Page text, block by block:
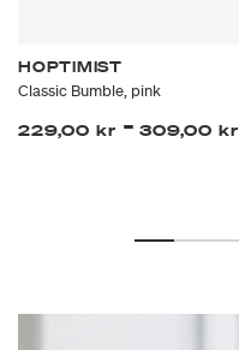
HOPTIMIST
Classic Bumble, pink
229,00 kr - 309,00 kr